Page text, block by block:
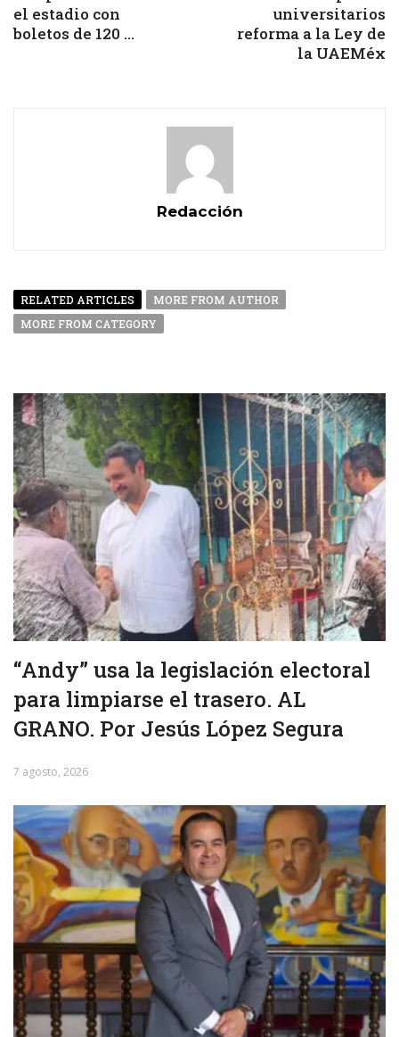
el estadio con
boletos de 120 ...
universitarios
reforma a la Ley de
la UAEMéx
Redacción
RELATED ARTICLES
MORE FROM AUTHOR
MORE FROM CATEGORY
“Andy” usa la legislación electoral
para limpiarse el trasero. AL
GRANO. Por Jesús López Segura
7 agosto, 2026